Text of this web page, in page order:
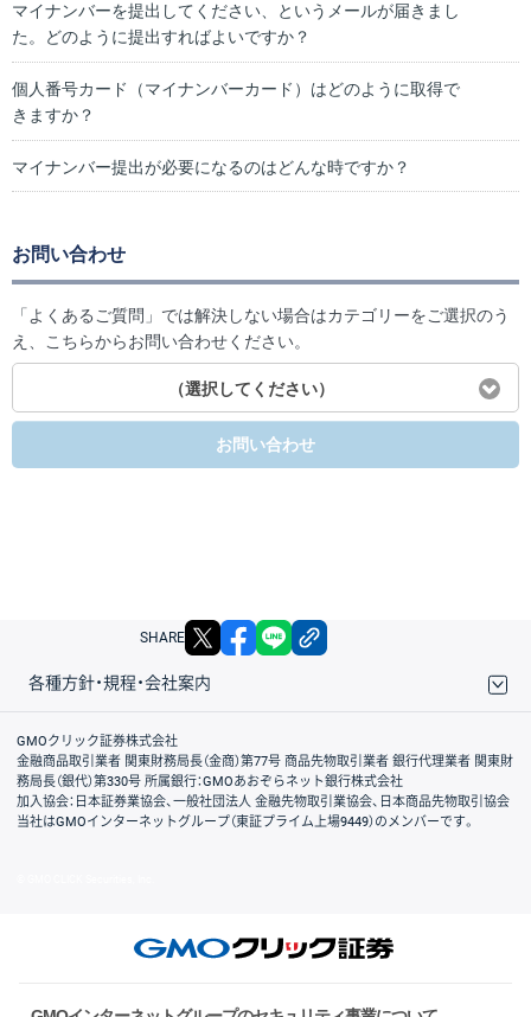
マイナンバーを提出してください、というメールが届きまし
た。どのように提出すればよいですか？
個人番号カード（マイナンバーカード）はどのように取得で
きますか？
マイナンバー提出が必要になるのはどんな時ですか？
お問い合わせ
「よくあるご質問」では解決しない場合はカテゴリーをご選択のう
え、こちらからお問い合わせください。
（選択してください）
お問い合わせ
SHARE X facebook
各種方針・規程・会社案内
取引規程・約款
サイトマップ
その他のご案内
個人情報保護方針
最良執行方針
サイトのご利用について
ディスクレイマー
信託保全
リスク説明
会社案内
GMOクリック証券株式会社
金融商品取引業者 関東財務局長（金商）第77号 商品先物取引業者 銀行代理業者 関東財
務局長（銀代）第330号 所属銀行：GMOあおぞらネット銀行株式会社
加入協会：日本証券業協会、一般社団法人 金融先物取引業協会、日本商品先物取引協会
当社はGMOインターネットグループ（東証プライム上場9449）のメンバーです。